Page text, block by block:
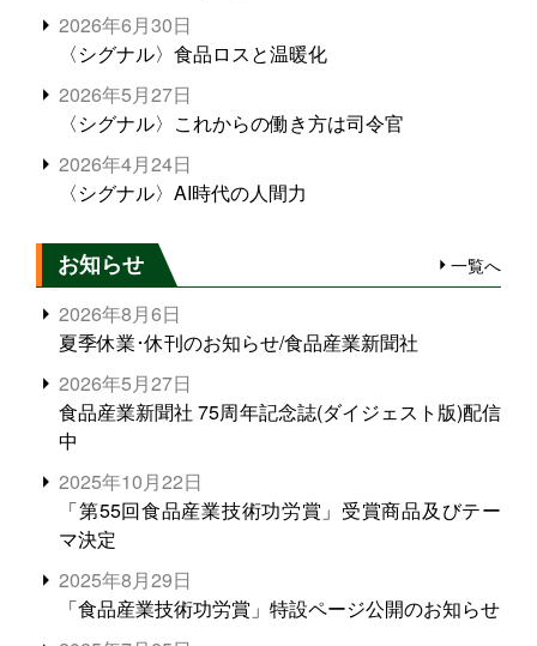
2026年6月30日
〈シグナル〉食品ロスと温暖化
2026年5月27日
〈シグナル〉これからの働き方は司令官
2026年4月24日
〈シグナル〉AI時代の人間力
お知らせ 一覧へ
2026年8月6日
夏季休業･休刊のお知らせ/食品産業新聞社
2026年5月27日
食品産業新聞社 75周年記念誌(ダイジェスト版)配信
中
2025年10月22日
「第55回食品産業技術功労賞」受賞商品及びテー
マ決定
2025年8月29日
「食品産業技術功労賞」特設ページ公開のお知らせ